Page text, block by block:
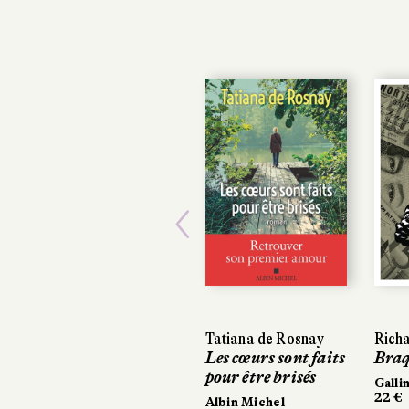
Tatiana de Rosnay
Les cœurs sont faits
pour être brisés
Albin Michel
22 €
Previous